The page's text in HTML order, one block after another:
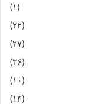
(۱)
(۲۲)
(۲۷)
(۳۶)
(۱۰)
(۱۴)